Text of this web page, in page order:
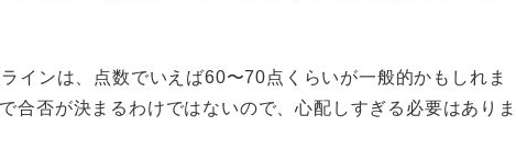
インは、点数でいえば60〜70点くらいが一般的かもしれま
合否が決まるわけではないので、心配しすぎる必要はありま